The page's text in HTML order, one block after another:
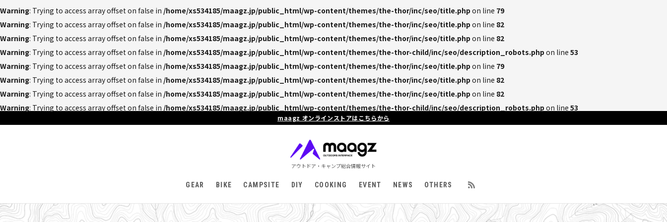
Warning: Trying to access array offset on false in /home/xs534185/maagz.jp/public_html/wp-content/themes/the-thor/inc/seo/title.php on line 79
Warning: Trying to access array offset on false in /home/xs534185/maagz.jp/public_html/wp-content/themes/the-thor/inc/seo/title.php on line 82
Warning: Trying to access array offset on false in /home/xs534185/maagz.jp/public_html/wp-content/themes/the-thor/inc/seo/title.php on line 82
Warning: Trying to access array offset on false in /home/xs534185/maagz.jp/public_html/wp-content/themes/the-thor-child/inc/seo/description_robots.php on line 53
Warning: Trying to access array offset on false in /home/xs534185/maagz.jp/public_html/wp-content/themes/the-thor/inc/seo/title.php on line 79
Warning: Trying to access array offset on false in /home/xs534185/maagz.jp/public_html/wp-content/themes/the-thor/inc/seo/title.php on line 82
Warning: Trying to access array offset on false in /home/xs534185/maagz.jp/public_html/wp-content/themes/the-thor/inc/seo/title.php on line 82
Warning: Trying to access array offset on false in /home/xs534185/maagz.jp/public_html/wp-content/themes/the-thor-child/inc/seo/description_robots.php on line 53
maagz オンラインストアはこちらから
アウトドア・キャンプ総合情報サイト
GEAR BIKE CAMPSITE DIY COOKING EVENT NEWS OTHERS